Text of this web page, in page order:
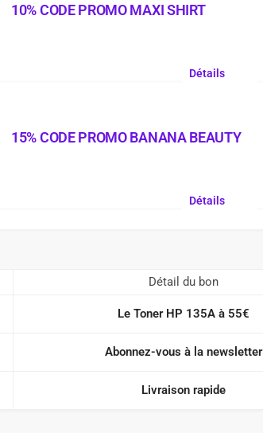
10% CODE PROMO MAXI SHIRT
Détails
15% CODE PROMO BANANA BEAUTY
Détails
Détail du bon
Le Toner HP 135A à 55€
Abonnez-vous à la newsletter
Livraison rapide